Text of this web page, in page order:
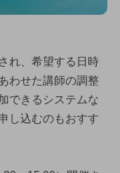
れ、希望する日時
わせた講師の調整
できるシステムな
し込むのもおすす